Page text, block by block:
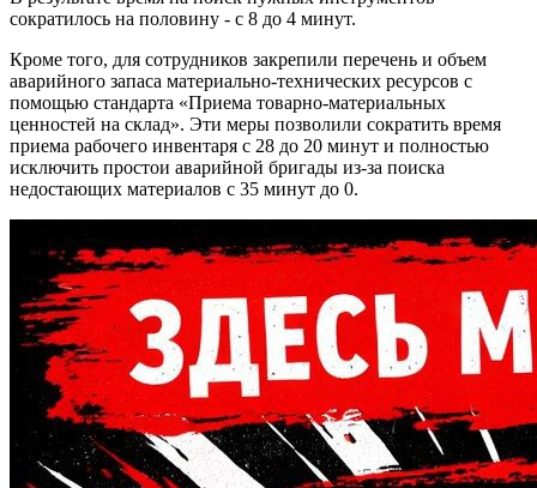
сократилось на половину - с 8 до 4 минут.
Кроме того, для сотрудников закрепили перечень и объем
аварийного запаса материально-технических ресурсов с
помощью стандарта «Приема товарно-материальных
ценностей на склад». Эти меры позволили сократить время
приема рабочего инвентаря с 28 до 20 минут и полностью
исключить простои аварийной бригады из-за поиска
недостающих материалов с 35 минут до 0.